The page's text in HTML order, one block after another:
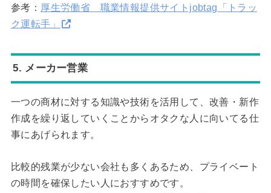
参考： 厚生労働省 職業情報提供サイトjobtag「トラッ
ク運転手」
5. メーカー営業
一つの商材に対する知識や技術を活用して、改善・新作
作成を繰り返していくことからオタクな人に向いてる仕
事にあげられます。
比較的残業が少ない会社も多くあるため、プライベート
の時間を確保したい人におすすめです。